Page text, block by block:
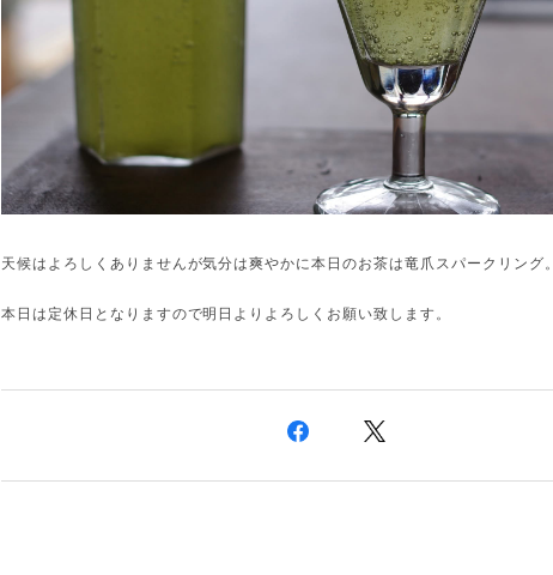
天候はよろしくありませんが気分は爽やかに本日のお茶は竜爪スパークリング。
本日は定休日となりますので明日よりよろしくお願い致します。